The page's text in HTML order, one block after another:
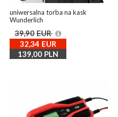
uniwersalna torba na kask
Wunderlich
39,90 EUR
32,34 EUR
139,00 PLN